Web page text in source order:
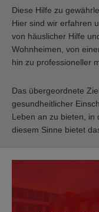
Diese Hilfe zu
Hier sind wir erfahren
von häuslicher Hilfe
Wohnheimen, von
hin zu professioneller
Das übergeordnete
gesundheitlicher
Leben an zu bieten, in
diesem Sinne bietet